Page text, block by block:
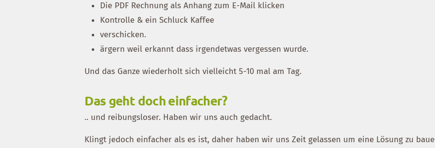
Die PDF Rechnung als Anhang zum E-Mail klicken
Kontrolle & ein Schluck Kaffee
verschicken.
ärgern weil erkannt dass irgendetwas vergessen wurde.
Und das Ganze wiederholt sich vielleicht 5-10 mal am Tag.
Das geht doch einfacher?
.. und reibungsloser. Haben wir uns auch gedacht.
Klingt jedoch einfacher als es ist, daher haben wir uns Zeit gelassen um eine Lösung zu